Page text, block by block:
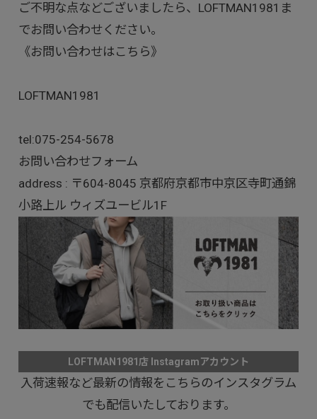
ご不明な点などございましたら、LOFTMAN1981ま
でお問い合わせください。
《お問い合わせはこちら》
LOFTMAN1981
tel:075-254-5678
お問い合わせフォーム
address : 〒604-8045 京都府京都市中京区寺町通錦
小路上ル ウィズユービル1F
LOFTMAN1981店 Instagramアカウント
入荷速報など最新の情報をこちらのインスタグラム
でも配信いたしております。